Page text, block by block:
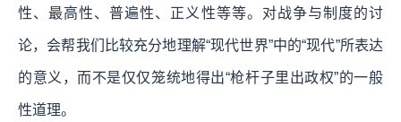
性、最高性、普遍性、正义性等等。对战争与制度的讨
论，会帮我们比较充分地理解“现代世界”中的“现代”所表达
的意义，而不是仅仅笼统地得出“枪杆子里出政权”的一般
性道理。